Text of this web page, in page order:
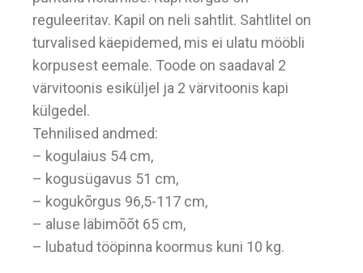
reguleeritav. Kapil on neli sahtlit. Sahtlitel on
turvalised käepidemed, mis ei ulatu mööbli
korpusest eemale. Toode on saadaval 2
värvitoonis esiküljel ja 2 värvitoonis kapi
külgedel.
Tehnilised andmed:
– kogulaius 54 cm,
– kogusügavus 51 cm,
– kogukõrgus 96,5-117 cm,
– aluse läbimõõt 65 cm,
– lubatud tööpinna koormus kuni 10 kg.